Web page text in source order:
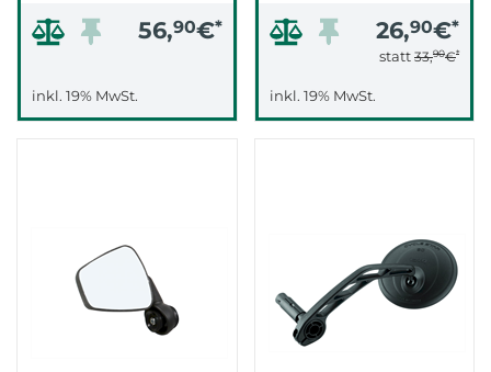
56,90€*
inkl. 19% MwSt.
26,90€*
statt 33,90€*
inkl. 19% MwSt.